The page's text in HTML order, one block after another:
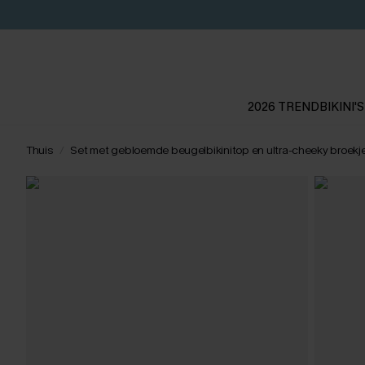
2026 TRENDBIKINI'S
Thuis Set met gebloemde beugelbikinitop en ultra-cheeky